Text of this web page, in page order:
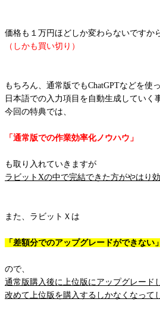
価格も１万円ほどしか変わらないですか
（しかも買い切り）
もちろん、通常版でもChatGPTなどを使っ
日本語での入力項目を自動生成していく
今回の特典では、
「通常版での作業効率化ノウハウ」
も取り入れていきますが
ラビットXの中で完結できた方がやはり
また、ラビットＸは
「差額分でのアップグレードができない」
ので、
通常版購入後に上位版にアップグレード
改めて上位版を購入するしかなくなって